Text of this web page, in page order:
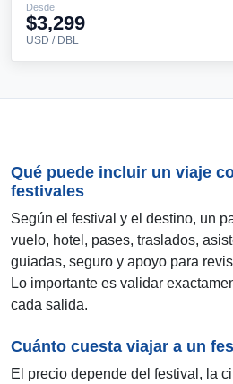
Desde
$3,299
USD / DBL
Qué puede incluir un viaje
festivales
Según el festival y el destino, un
vuelo, hotel, pases, traslados,
guiadas, seguro y apoyo para
Lo importante es validar
cada salida.
Cuánto cuesta viajar a un
El precio depende del festival, la